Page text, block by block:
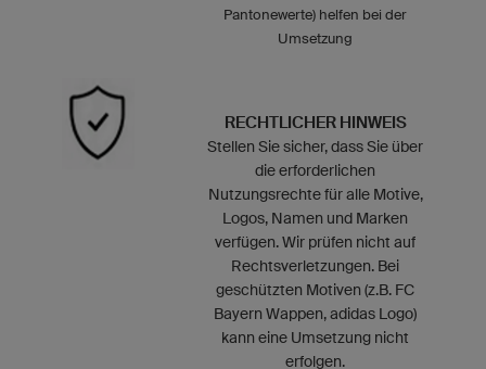
Pantonewerte) helfen bei der
Umsetzung
RECHTLICHER HINWEIS
Stellen Sie sicher, dass Sie über
die erforderlichen
Nutzungsrechte für alle Motive,
Logos, Namen und Marken
verfügen. Wir prüfen nicht auf
Rechtsverletzungen. Bei
geschützten Motiven (z.B. FC
Bayern Wappen, adidas Logo)
kann eine Umsetzung nicht
erfolgen.